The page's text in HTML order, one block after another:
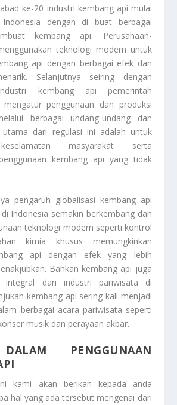
ke-20 industri kembang api mulai
dengan di buat berbagai
kembang api. Perusahaan-
teknologi modern untuk
api dengan berbagai efek dan
Selanjutnya seiring dengan
kembang api pemerintah
penggunaan dan produksi
berbagai undang-undang dan
utama dari regulasi ini adalah untuk
masyarakat serta
kembang api yang tidak
pengaruh globalisasi kembang api
Indonesia semakin berkembang dan
teknologi modern seperti kontrol
kimia khusus memungkinkan
api dengan efek yang lebih
Bahkan kembang api juga
integral dari industri pariwisata di
kembang api sering kali menjadi
berbagai acara pariwisata seperti
musik dan perayaan akbar.
PENGGUNAAN
kami akan berikan kepada anda
hal yang ada tersebut mengenai dari